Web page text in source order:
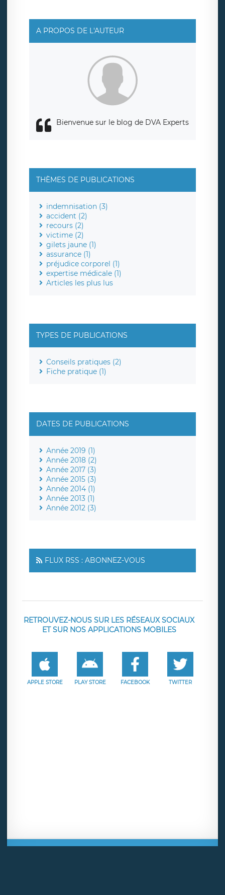
rue Léopold Sédar Senghor, joignable à l’adresse mail :
responsabledetraitement@legavox.fr. Vous avez
également le droit d’introduire une réclamation auprès
d’une autorité de contrôle.
A PROPOS DE L'AUTEUR
Bienvenue sur le blog de DVA Experts
THÈMES DE PUBLICATIONS
indemnisation (3)
accident (2)
recours (2)
victime (2)
gilets jaune (1)
assurance (1)
préjudice corporel (1)
expertise médicale (1)
Articles les plus lus
TYPES DE PUBLICATIONS
Conseils pratiques (2)
Fiche pratique (1)
DATES DE PUBLICATIONS
Année 2019 (1)
Année 2018 (2)
Année 2017 (3)
Année 2015 (3)
Année 2014 (1)
Année 2013 (1)
Année 2012 (3)
FLUX RSS : ABONNEZ-VOUS
RETROUVEZ-NOUS SUR LES RÉSEAUX SOCIAUX
ET SUR NOS APPLICATIONS MOBILES
APPLE STORE PLAY STORE FACEBOOK TWITTER